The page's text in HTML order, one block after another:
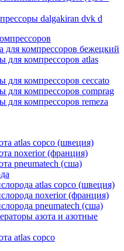
dalgakiran dvk d
для компрессоров бежецкий
для компрессоров atlas
для компрессоров ceccato
для компрессоров comprag
для компрессоров remeza
atlas copco (швеция)
noxerior (франция)
pneumatech (сша)
atlas copco (швеция)
noxerior (франция)
pneumatech (сша)
азота и азотные
atlas copco